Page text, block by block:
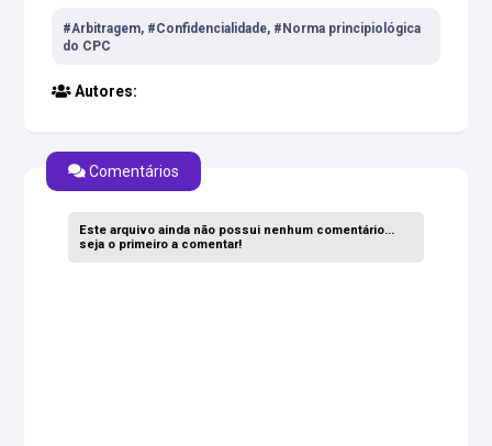
#Arbitragem, #Confidencialidade, #Norma principiológica
do CPC
Autores:
Comentários
Este arquivo ainda não possui nenhum comentário...
seja o primeiro a comentar!